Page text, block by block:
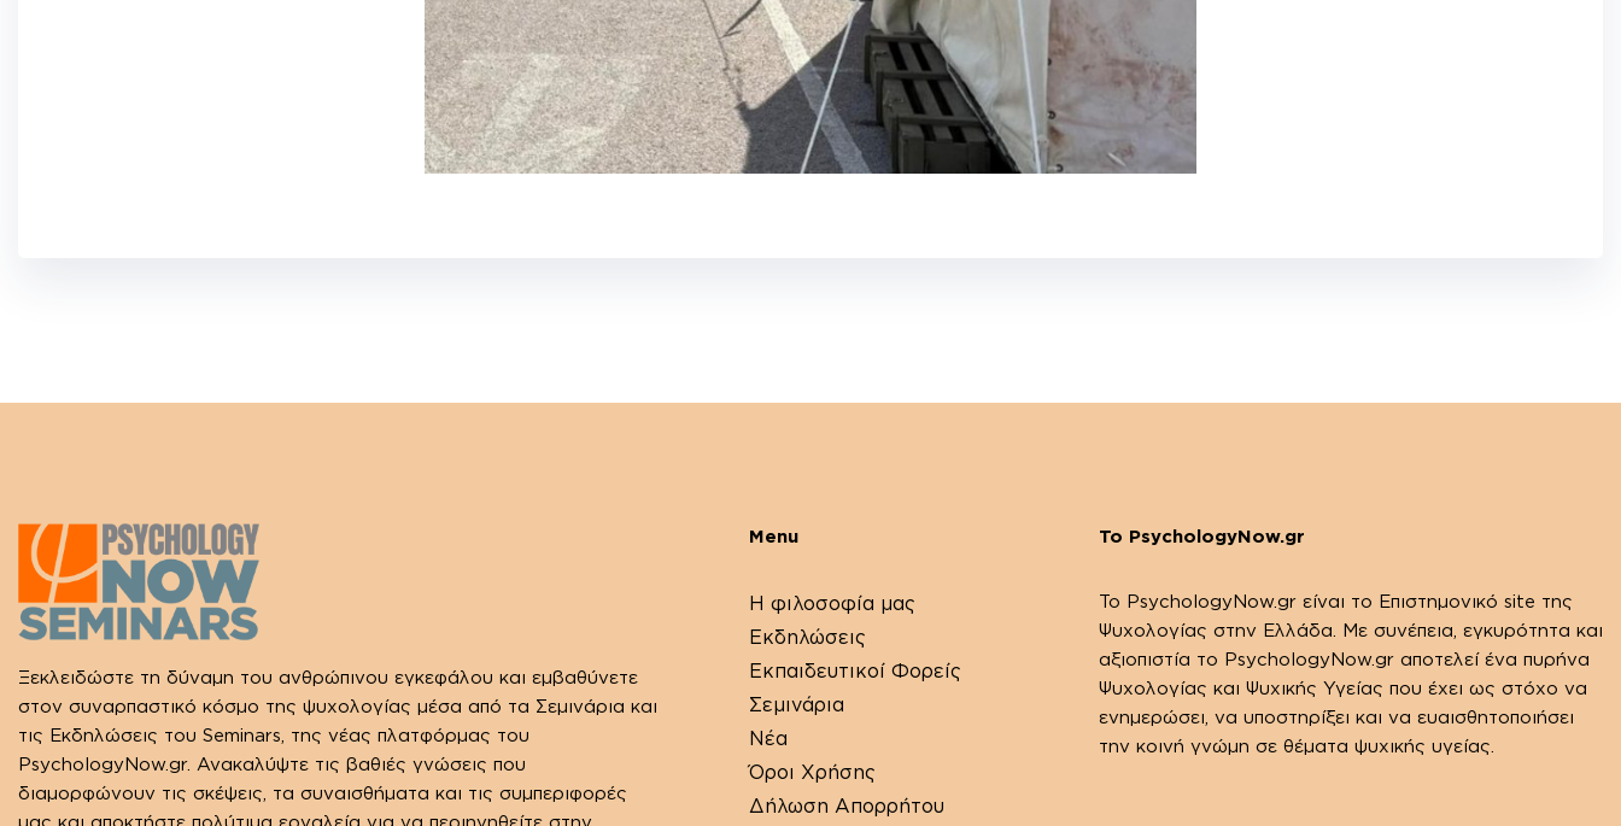
Ξεκλειδώστε τη δύναμη του ανθρώπινου εγκεφάλου και εμβαθύνετε
στον συναρπαστικό κόσμο της ψυχολογίας μέσα από τα Σεμινάρια και
τις Εκδηλώσεις του Seminars, της νέας πλατφόρμας του
PsychologyNow.gr. Ανακαλύψτε τις βαθιές γνώσεις που
διαμορφώνουν τις σκέψεις, τα συναισθήματα και τις συμπεριφορές
Menu
Η φιλοσοφία μας
Εκδηλώσεις
Εκπαιδευτικοί Φορείς
Σεμινάρια
Νέα
Όροι Χρήσης
Δήλωση Απορρήτου
Το PsychologyNow.gr
Το PsychologyΝow.gr είναι το Επιστημονικό site της
Ψυχολογίας στην Ελλάδα. Με συνέπεια, εγκυρότητα και
αξιοπιστία το PsychologyΝow.gr αποτελεί ένα πυρήνα
Ψυχολογίας και Ψυχικής Υγείας που έχει ως στόχο να
ενημερώσει, να υποστηρίξει και να ευαισθητοποιήσει
την κοινή γνώμη σε θέματα ψυχικής υγείας.